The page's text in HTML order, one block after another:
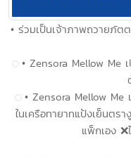
• ร่วมเป็นเจ้าภาพถวายภั
• Zensora Mellow Me
• Zensora Mellow
ในเครือทายาทแป้งเย็นตร
แพ็กเอง